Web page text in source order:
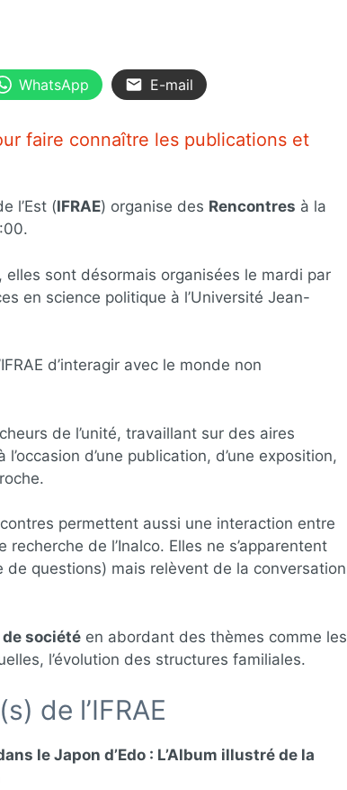
WhatsApp E-mail
faire connaître les publications et
l’Est (IFRAE) organise des Rencontres à la
elles sont désormais organisées le mardi par
en science politique à l’Université Jean-
d’interagir avec le monde non
de l’unité, travaillant sur des aires
d’une publication, d’une exposition,
permettent aussi une interaction entre
de l’Inalco. Elles ne s’apparentent
questions) mais relèvent de la conversation
société en abordant des thèmes comme les
l’évolution des structures familiales.
de l’IFRAE
le Japon d’Edo : L’Album illustré de la